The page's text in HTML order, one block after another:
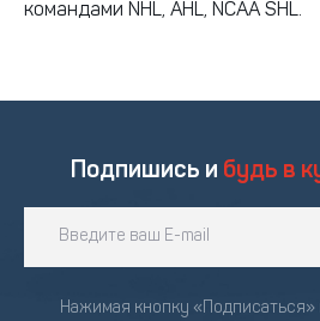
командами NHL, AHL, NCAA SHL.
Подпишись и будь в
Нажимая кнопку «Подписаться»